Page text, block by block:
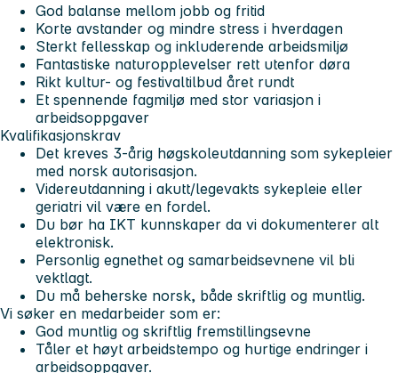
God balanse mellom jobb og fritid
Korte avstander og mindre stress i hverdagen
Sterkt fellesskap og inkluderende arbeidsmiljø
Fantastiske naturopplevelser rett utenfor døra
Rikt kultur- og festivaltilbud året rundt
Et spennende fagmiljø med stor variasjon i
arbeidsoppgaver
Kvalifikasjonskrav
Det kreves 3-årig høgskoleutdanning som sykepleier
med norsk autorisasjon.
Videreutdanning i akutt/legevakts sykepleie eller
geriatri vil være en fordel.
Du bør ha IKT kunnskaper da vi dokumenterer alt
elektronisk.
Personlig egnethet og samarbeidsevnene vil bli
vektlagt.
Du må beherske norsk, både skriftlig og muntlig.
Vi søker en medarbeider som er:
God muntlig og skriftlig fremstillingsevne
Tåler et høyt arbeidstempo og hurtige endringer i
arbeidsoppgaver.